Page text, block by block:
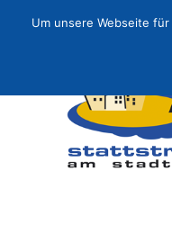
Um unsere Webseite